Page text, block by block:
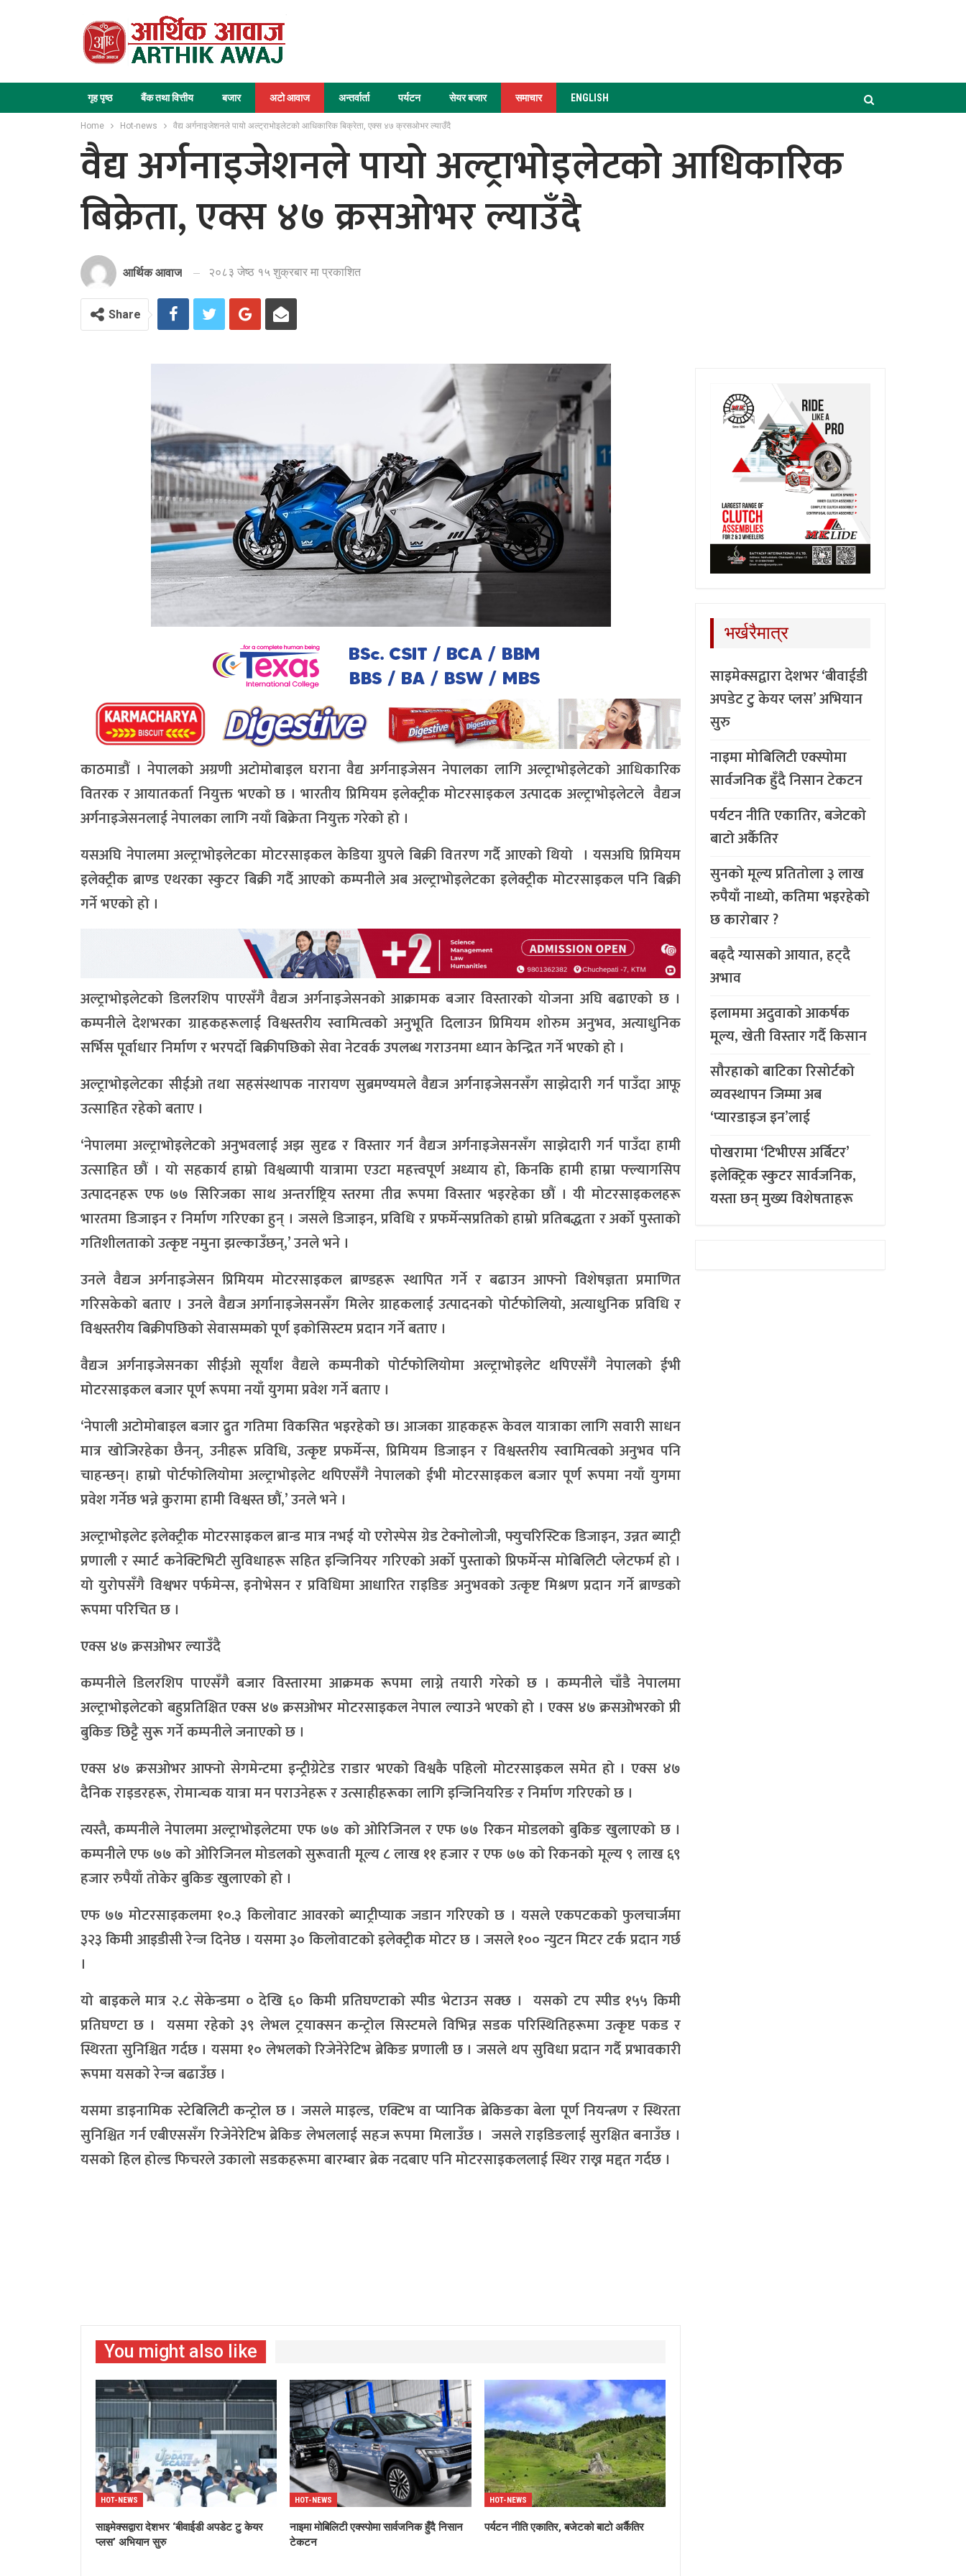
गृह पृष्ठ बैंक तथा वित्तीय बजार अटो आवाज अन्तर्वार्ता पर्यटन सेयर बजार समाचार ENGLISH
Home Hot-news वैद्य अर्गनाइजेशनले पायो अल्ट्राभोइलेटको आधिकारिक बिक्रेता, एक्स ४७ क्रसओभर ल्याउँदै
वैद्य अर्गनाइजेशनले पायो अल्ट्राभोइलेटको आधिकारिक
बिक्रेता, एक्स ४७ क्रसओभर ल्याउँदै
आर्थिक आवाज २०८३ जेष्ठ १५ शुक्रबार मा प्रकाशित
Share
काठमाडौं । नेपालको अग्रणी अटोमोबाइल घराना वैद्य अर्गनाइजेसन नेपालका लागि अल्ट्राभोइलेटको आधिकारिक
वितरक र आयातकर्ता नियुक्त भएको छ । भारतीय प्रिमियम इलेक्ट्रीक मोटरसाइकल उत्पादक अल्ट्राभोइलेटले वैद्यज
अर्गनाइजेसनलाई नेपालका लागि नयाँ बिक्रेता नियुक्त गरेको हो ।
यसअघि नेपालमा अल्ट्राभोइलेटका मोटरसाइकल केडिया ग्रुपले बिक्री वितरण गर्दै आएको थियो । यसअघि प्रिमियम
इलेक्ट्रीक ब्राण्ड एथरका स्कुटर बिक्री गर्दै आएको कम्पनीले अब अल्ट्राभोइलेटका इलेक्ट्रीक मोटरसाइकल पनि बिक्री
गर्ने भएको हो ।
अल्ट्राभोइलेटको डिलरशिप पाएसँगै वैद्यज अर्गनाइजेसनको आक्रामक बजार विस्तारको योजना अघि बढाएको छ ।
कम्पनीले देशभरका ग्राहकहरूलाई विश्वस्तरीय स्वामित्वको अनुभूति दिलाउन प्रिमियम शोरुम अनुभव, अत्याधुनिक
सर्भिस पूर्वाधार निर्माण र भरपर्दो बिक्रीपछिको सेवा नेटवर्क उपलब्ध गराउनमा ध्यान केन्द्रित गर्ने भएको हो ।
अल्ट्राभोइलेटका सीईओ तथा सहसंस्थापक नारायण सुब्रमण्यमले वैद्यज अर्गनाइजेसनसँग साझेदारी गर्न पाउँदा आफू
उत्साहित रहेको बताए ।
‘नेपालमा अल्ट्राभोइलेटको अनुभवलाई अझ सुदृढ र विस्तार गर्न वैद्यज अर्गनाइजेसनसँग साझेदारी गर्न पाउँदा हामी
उत्साहित छौं । यो सहकार्य हाम्रो विश्वव्यापी यात्रामा एउटा महत्त्वपूर्ण अध्याय हो, किनकि हामी हाम्रा फ्ल्यागसिप
उत्पादनहरू एफ ७७ सिरिजका साथ अन्तर्राष्ट्रिय स्तरमा तीव्र रूपमा विस्तार भइरहेका छौं । यी मोटरसाइकलहरू
भारतमा डिजाइन र निर्माण गरिएका हुन् । जसले डिजाइन, प्रविधि र प्रफर्मेन्सप्रतिको हाम्रो प्रतिबद्धता र अर्को पुस्ताको
गतिशीलताको उत्कृष्ट नमुना झल्काउँछन्,’ उनले भने ।
उनले वैद्यज अर्गनाइजेसन प्रिमियम मोटरसाइकल ब्राण्डहरू स्थापित गर्ने र बढाउन आफ्नो विशेषज्ञता प्रमाणित
गरिसकेको बताए । उनले वैद्यज अर्गानाइजेसनसँग मिलेर ग्राहकलाई उत्पादनको पोर्टफोलियो, अत्याधुनिक प्रविधि र
विश्वस्तरीय बिक्रीपछिको सेवासम्मको पूर्ण इकोसिस्टम प्रदान गर्ने बताए ।
वैद्यज अर्गनाइजेसनका सीईओ सूर्यांश वैद्यले कम्पनीको पोर्टफोलियोमा अल्ट्राभोइलेट थपिएसँगै नेपालको ईभी
मोटरसाइकल बजार पूर्ण रूपमा नयाँ युगमा प्रवेश गर्ने बताए ।
‘नेपाली अटोमोबाइल बजार द्रुत गतिमा विकसित भइरहेको छ। आजका ग्राहकहरू केवल यात्राका लागि सवारी साधन
मात्र खोजिरहेका छैनन्, उनीहरू प्रविधि, उत्कृष्ट प्रफर्मेन्स, प्रिमियम डिजाइन र विश्वस्तरीय स्वामित्वको अनुभव पनि
चाहन्छन्। हाम्रो पोर्टफोलियोमा अल्ट्राभोइलेट थपिएसँगै नेपालको ईभी मोटरसाइकल बजार पूर्ण रूपमा नयाँ युगमा
प्रवेश गर्नेछ भन्ने कुरामा हामी विश्वस्त छौं,’ उनले भने ।
अल्ट्राभोइलेट इलेक्ट्रीक मोटरसाइकल ब्रान्ड मात्र नभई यो एरोस्पेस ग्रेड टेक्नोलोजी, फ्युचरिस्टिक डिजाइन, उन्नत ब्याट्री
प्रणाली र स्मार्ट कनेक्टिभिटी सुविधाहरू सहित इन्जिनियर गरिएको अर्को पुस्ताको प्रिफर्मेन्स मोबिलिटी प्लेटफर्म हो ।
यो युरोपसँगै विश्वभर पर्फमेन्स, इनोभेसन र प्रविधिमा आधारित राइडिङ अनुभवको उत्कृष्ट मिश्रण प्रदान गर्ने ब्राण्डको
रूपमा परिचित छ ।
एक्स ४७ क्रसओभर ल्याउँदै
कम्पनीले डिलरशिप पाएसँगै बजार विस्तारमा आक्रमक रूपमा लाग्ने तयारी गरेको छ । कम्पनीले चाँडै नेपालमा
अल्ट्राभोइलेटको बहुप्रतिक्षित एक्स ४७ क्रसओभर मोटरसाइकल नेपाल ल्याउने भएको हो । एक्स ४७ क्रसओभरको प्री
बुकिङ छिट्टै सुरू गर्ने कम्पनीले जनाएको छ ।
एक्स ४७ क्रसओभर आफ्नो सेगमेन्टमा इन्ट्रीग्रेटेड राडार भएको विश्वकै पहिलो मोटरसाइकल समेत हो । एक्स ४७
दैनिक राइडरहरू, रोमान्चक यात्रा मन पराउनेहरू र उत्साहीहरूका लागि इन्जिनियरिङ र निर्माण गरिएको छ ।
त्यस्तै, कम्पनीले नेपालमा अल्ट्राभोइलेटमा एफ ७७ को ओरिजिनल र एफ ७७ रिकन मोडलको बुकिङ खुलाएको छ ।
कम्पनीले एफ ७७ को ओरिजिनल मोडलको सुरूवाती मूल्य ८ लाख ११ हजार र एफ ७७ को रिकनको मूल्य ९ लाख ६९
हजार रुपैयाँ तोकेर बुकिङ खुलाएको हो ।
एफ ७७ मोटरसाइकलमा १०.३ किलोवाट आवरको ब्याट्रीप्याक जडान गरिएको छ । यसले एकपटकको फुलचार्जमा
३२३ किमी आइडीसी रेन्ज दिनेछ । यसमा ३० किलोवाटको इलेक्ट्रीक मोटर छ । जसले १०० न्युटन मिटर टर्क प्रदान गर्छ
।
यो बाइकले मात्र २.८ सेकेन्डमा ० देखि ६० किमी प्रतिघण्टाको स्पीड भेटाउन सक्छ । यसको टप स्पीड १५५ किमी
प्रतिघण्टा छ । यसमा रहेको ३९ लेभल ट्रयाक्सन कन्ट्रोल सिस्टमले विभिन्न सडक परिस्थितिहरूमा उत्कृष्ट पकड र
स्थिरता सुनिश्चित गर्दछ । यसमा १० लेभलको रिजेनेरेटिभ ब्रेकिङ प्रणाली छ । जसले थप सुविधा प्रदान गर्दै प्रभावकारी
रूपमा यसको रेन्ज बढाउँछ ।
यसमा डाइनामिक स्टेबिलिटी कन्ट्रोल छ । जसले माइल्ड, एक्टिभ वा प्यानिक ब्रेकिङका बेला पूर्ण नियन्त्रण र स्थिरता
सुनिश्चित गर्न एबीएससँग रिजेनेरेटिभ ब्रेकिङ लेभललाई सहज रूपमा मिलाउँछ । जसले राइडिङलाई सुरक्षित बनाउँछ ।
यसको हिल होल्ड फिचरले उकालो सडकहरूमा बारम्बार ब्रेक नदबाए पनि मोटरसाइकललाई स्थिर राख्न मद्दत गर्दछ ।
You might also like
HOT-NEWS
साइमेक्सद्वारा देशभर ‘बीवाईडी अपडेट टु केयर
प्लस’ अभियान सुरु
HOT-NEWS
नाइमा मोबिलिटी एक्स्पोमा सार्वजनिक हुँदै निसान
टेकटन
HOT-NEWS
पर्यटन नीति एकातिर, बजेटको बाटो अर्कैतिर
भर्खरैमात्र
साइमेक्सद्वारा देशभर ‘बीवाईडी
अपडेट टु केयर प्लस’ अभियान
सुरु
नाइमा मोबिलिटी एक्स्पोमा
सार्वजनिक हुँदै निसान टेकटन
पर्यटन नीति एकातिर, बजेटको
बाटो अर्कैतिर
सुनको मूल्य प्रतितोला ३ लाख
रुपैयाँ नाध्यो, कतिमा भइरहेको
छ कारोबार ?
बढ्दै ग्यासको आयात, हट्दै
अभाव
इलाममा अदुवाको आकर्षक
मूल्य, खेती विस्तार गर्दै किसान
सौरहाको बाटिका रिसोर्टको
व्यवस्थापन जिम्मा अब
‘प्यारडाइज इन’लाई
पोखरामा ‘टिभीएस अर्बिटर’
इलेक्ट्रिक स्कुटर सार्वजनिक,
यस्ता छन् मुख्य विशेषताहरू